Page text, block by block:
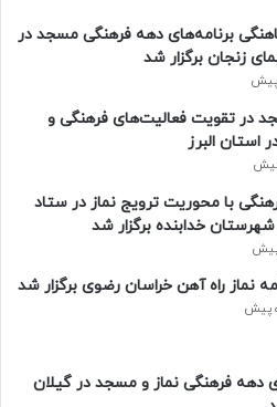
برنامه‌های دهه فرهنگی مسجد در
زنجان برگزار شد
در تقویت فعالیت‌های فرهنگی و
استان البرز
با محوریت ترویج نماز در ستاد
خدابنده برگزار شد
نماز راه آهن خراسان رضوی برگزار شد
دهه فرهنگی نماز و مسجد در گیلان